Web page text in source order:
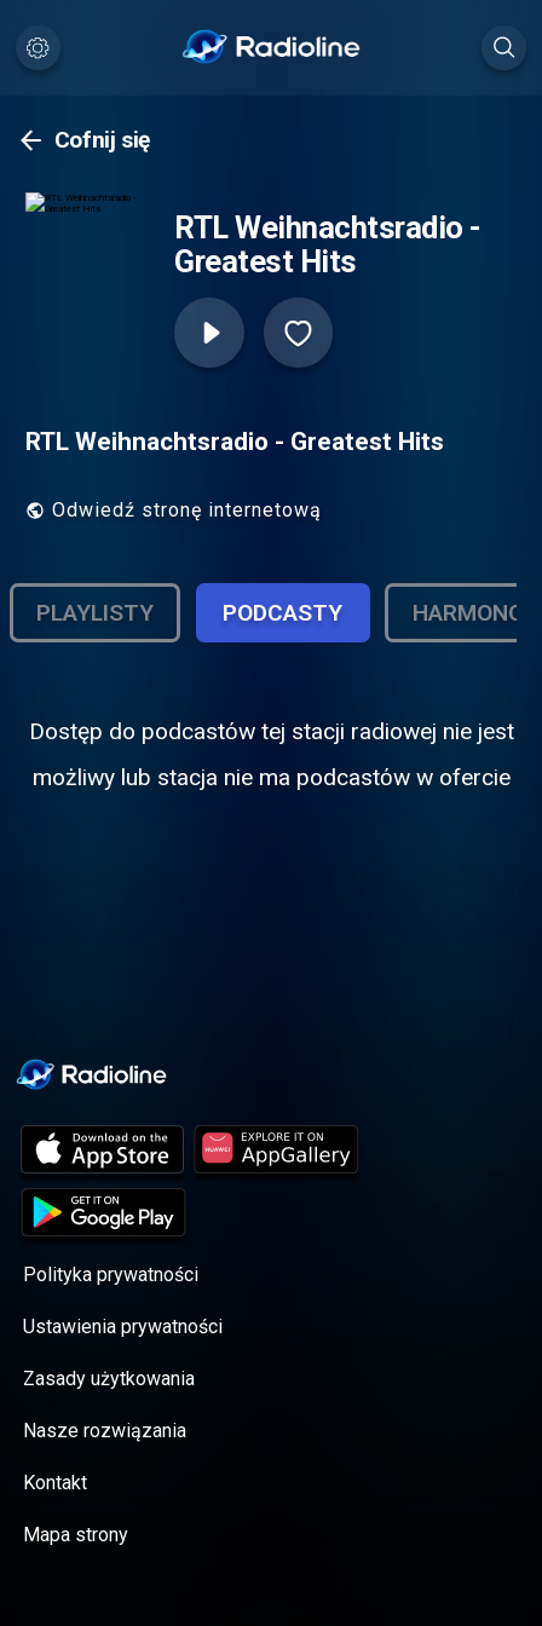
Cofnij się
RTL Weihnachtsradio -
Greatest Hits
RTL Weihnachtsradio - Greatest Hits
Odwiedź stronę internetową
PLAYLISTY PODCASTY
Dostęp do podcastόw tej stacji radiowej nie jest
możliwy lub stacja nie ma podcastόw w ofercie
Polityka prywatności
Ustawienia prywatności
Zasady użytkowania
Nasze rozwiązania
Kontakt
Mapa strony